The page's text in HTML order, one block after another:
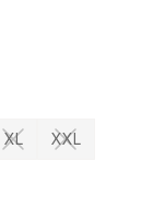
XL XXL